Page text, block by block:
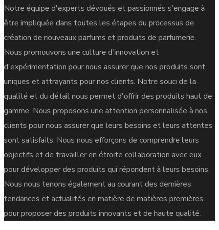
Notre équipe d'experts dévoués et passionnés s'engage à
être impliquée dans toutes les étapes du processus de
création de nouveaux parfums et produits de parfumerie.
Nous promouvons une culture d'innovation et
d'expérimentation pour nous assurer que nos produits sont
uniques et attrayants pour nos clients. Notre souci de la
qualité et du détail nous permet d'offrir des produits haut de
gamme. Nous proposons une attention personnalisée à nos
clients pour nous assurer que leurs besoins et leurs attentes
sont satisfaits. Nous nous efforçons de comprendre leurs
objectifs et de travailler en étroite collaboration avec eux
pour développer des produits qui répondent à leurs besoins.
Nous nous tenons également au courant des dernières
tendances et actualités en matière de matières premières
pour proposer des produits innovants et de haute qualité.